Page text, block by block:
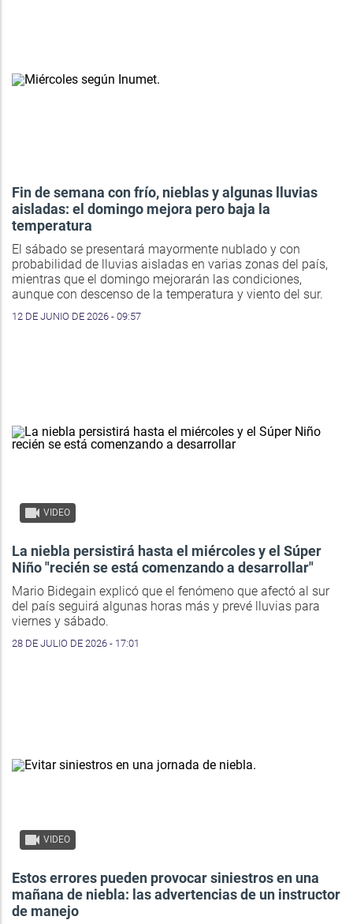
Fin de semana con frío, nieblas y algunas lluvias
aisladas: el domingo mejora pero baja la
temperatura
El sábado se presentará mayormente nublado y con
probabilidad de lluvias aisladas en varias zonas del país,
mientras que el domingo mejorarán las condiciones,
aunque con descenso de la temperatura y viento del sur.
12 DE JUNIO DE 2026 - 09:57
VIDEO
La niebla persistirá hasta el miércoles y el Súper
Niño "recién se está comenzando a desarrollar"
Mario Bidegain explicó que el fenómeno que afectó al sur
del país seguirá algunas horas más y prevé lluvias para
viernes y sábado.
28 DE JULIO DE 2026 - 17:01
VIDEO
Estos errores pueden provocar siniestros en una
mañana de niebla: las advertencias de un instructor
de manejo